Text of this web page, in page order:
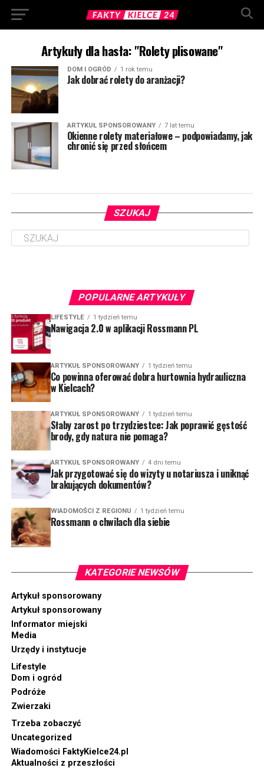
Artykuły dla hasła: "Rolety plisowane"
DOM I OGRÓD 1 rok temu
Jak dobrać rolety do aranżacji?
ARTYKUŁ SPONSOROWANY 7 lat temu
Okienne rolety materiałowe – podpowiadamy, jak
chronić się przed słońcem
SZUKAJ
POPULARNE ARTYKUŁY
LIFESTYLE 1 tydzień temu
Nawigacja 2.0 w aplikacji Rossmann PL
ARTYKUŁ SPONSOROWANY 1 tydzień temu
Co powinna oferować dobra hurtownia hydrauliczna
w Kielcach?
ARTYKUŁ SPONSOROWANY 1 tydzień temu
Słaby zarost po trzydziestce: Jak poprawić gęstość
brody, gdy natura nie pomaga?
ARTYKUŁ SPONSOROWANY 4 dni temu
Jak przygotować się do wizyty u notariusza i uniknąć
brakujących dokumentów?
WIADOMOŚCI Z REGIONU 1 tydzień temu
Rossmann o chwilach dla siebie
KATEGORIE NEWSÓW
Artykuł sponsorowany
Artykuł sponsorowany
Informator miejski
Media
Urzędy i instytucje
Lifestyle
Dom i ogród
Podróże
Zwierzaki
Trzeba zobaczyć
Uncategorized
Wiadomości FaktyKielce24.pl
Aktualności z przeszłości